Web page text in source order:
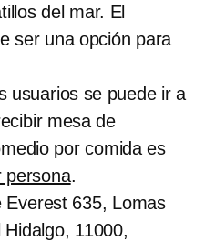
del mar. El
ser una opción para
usuarios se puede ir a
mesa de
por comida es
persona.
Everest 635, Lomas
11000,